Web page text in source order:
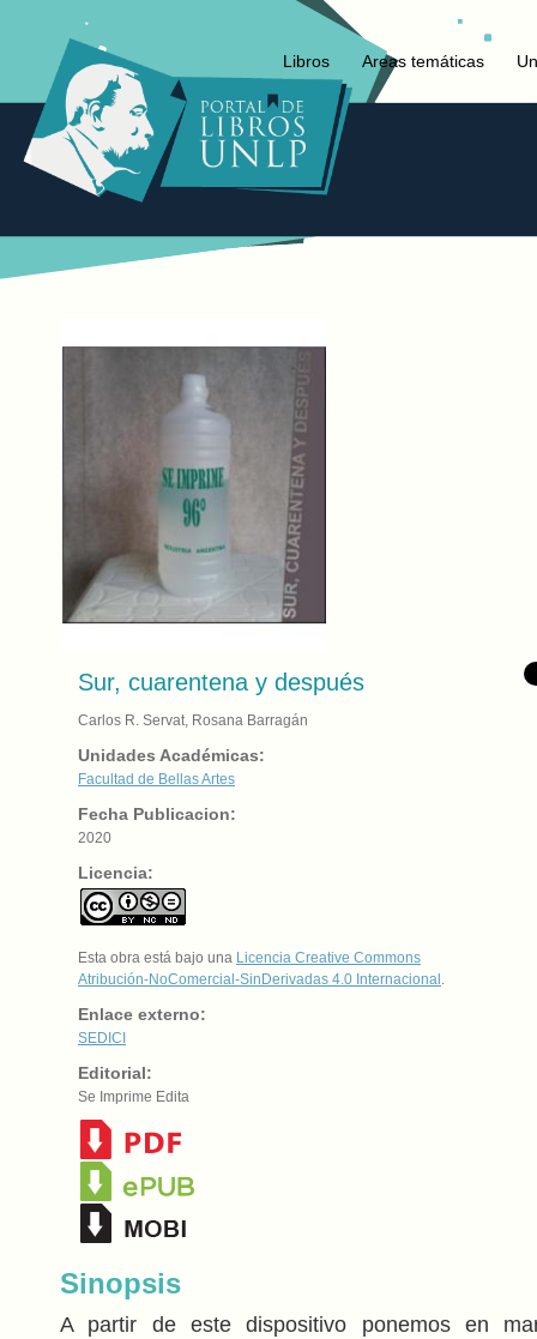
Libros Areas temáticas
Sur, cuarentena y después
Carlos R. Servat, Rosana Barragán
Unidades Académicas:
Facultad de Bellas Artes
Fecha Publicacion:
2020
Licencia:
Esta obra está bajo una Licencia Creative Commons
Atribución-NoComercial-SinDerivadas 4.0 Internacional
Enlace externo:
SEDICI
Editorial:
Se Imprime Edita
Sinopsis
A partir de este dispositivo ponemos en